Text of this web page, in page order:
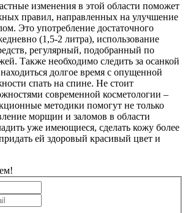
изменения в этой области поможет
правил, направленных на улучшение
Это употребление достаточного
(1,5-2 литра), использование
регулярный, подобранный по
Также необходимо следить за осанкой
долгое время с опущенной
спать на спине. Не стоит
современной косметологии –
методики помогут не только
морщин и заломов в области
уже имеющиеся, сделать кожу более
ей здоровый красивый цвет и